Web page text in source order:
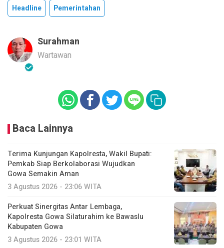
Headline Pemerintahan
Surahman
Wartawan
Baca Lainnya
Terima Kunjungan Kapolresta, Wakil Bupati:
Pemkab Siap Berkolaborasi Wujudkan
Gowa Semakin Aman
3 Agustus 2026 - 23:06 WITA
Perkuat Sinergitas Antar Lembaga,
Kapolresta Gowa Silaturahim ke Bawaslu
Kabupaten Gowa
3 Agustus 2026 - 23:01 WITA